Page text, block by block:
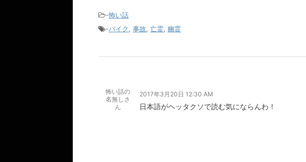
-怖い話
-バイク, 事故, 亡霊, 幽霊
怖い話の
名無しさ
ん
2017年3月20日 12:30 AM
日本語がヘッタクソで読む気にならんわ！